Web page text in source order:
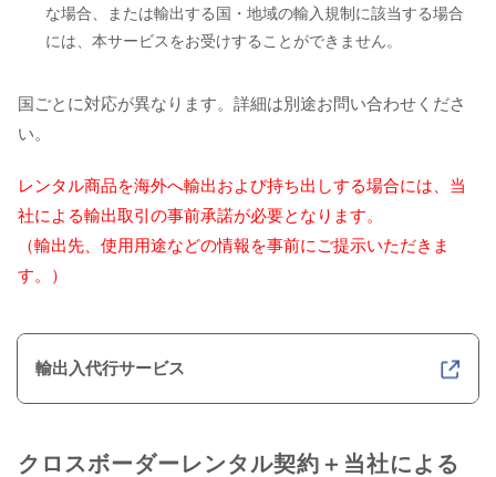
な場合、または輸出する国・地域の輸入規制に該当する場合
には、本サービスをお受けすることができません。
国ごとに対応が異なります。詳細は別途お問い合わせくださ
い。
レンタル商品を海外へ輸出および持ち出しする場合には、当
社による輸出取引の事前承諾が必要となります。
（輸出先、使用用途などの情報を事前にご提示いただきま
す。）
輸出入代行サービス
クロスボーダーレンタル契約＋当社による